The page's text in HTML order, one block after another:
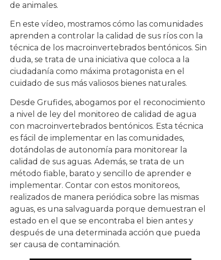
de animales.
En este vídeo, mostramos cómo las comunidades
aprenden a controlar la calidad de sus ríos con la
técnica de los macroinvertebrados bentónicos. Sin
duda, se trata de una iniciativa que coloca a la
ciudadanía como máxima protagonista en el
cuidado de sus más valiosos bienes naturales.
Desde Grufides, abogamos por el reconocimiento
a nivel de ley del monitoreo de calidad de agua
con macroinvertebrados bentónicos. Esta técnica
es fácil de implementar en las comunidades,
dotándolas de autonomía para monitorear la
calidad de sus aguas. Además, se trata de un
método fiable, barato y sencillo de aprender e
implementar. Contar con estos monitoreos,
realizados de manera periódica sobre las mismas
aguas, es una salvaguarda porque demuestran el
estado en el que se encontraba el bien antes y
después de una determinada acción que pueda
ser causa de contaminación.